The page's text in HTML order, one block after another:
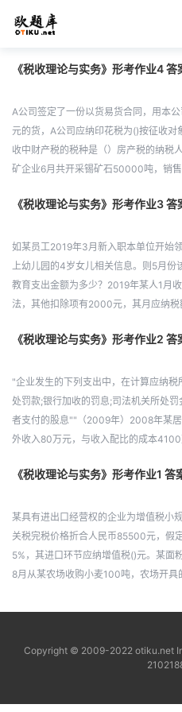
《税收理论与实务》形考作业4
A公司签定了一份以货易货合同，用本
元的货，A公司应纳印花税为()按征收
收中财产税的税种是（）房产税的纳税
矿企业6月共开采锡矿石50000吨，销
《税收理论与实务》形考作业3
如某员工2019年3月新入职本单位开始
上幼儿园的4岁女儿相关信息。则5月份
教育支出金额为多少？2019年某人1月
法，其他扣除项有2000元，其月应纳税
《税收理论与实务》形考作业2
"企业发生的下列支出中，在计算应纳
处罚款;银行加收的罚息;司法机关所处
者支付的股息""（2009年）2008年某
外收入80万元，与收入配比的成本
《税收理论与实务》形考作业1
某具有进出口经营权的企业为增值税小
关税完税价格折合人民币85500元，假
5%，其进口环节应纳增值税()元。某面
8月从某农场收购小麦100吨，农场开具
Copyright © 2009-2022 otiku.net